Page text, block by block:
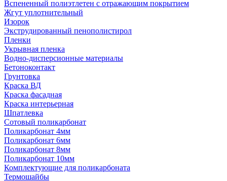
Вспененный полиэтлетен с отражающим покрытием
Жгут уплотнительный
Изорок
Экструдированный пенополистирол
Пленки
Укрывная пленка
Водно-дисперсионные материалы
Бетоноконтакт
Грунтовка
Краска ВД
Краска фасадная
Краска интерьерная
Шпатлевка
Сотовый поликарбонат
Поликарбонат 4мм
Поликарбонат 6мм
Поликарбонат 8мм
Поликарбонат 10мм
Комплектующие для поликарбоната
Термошайбы